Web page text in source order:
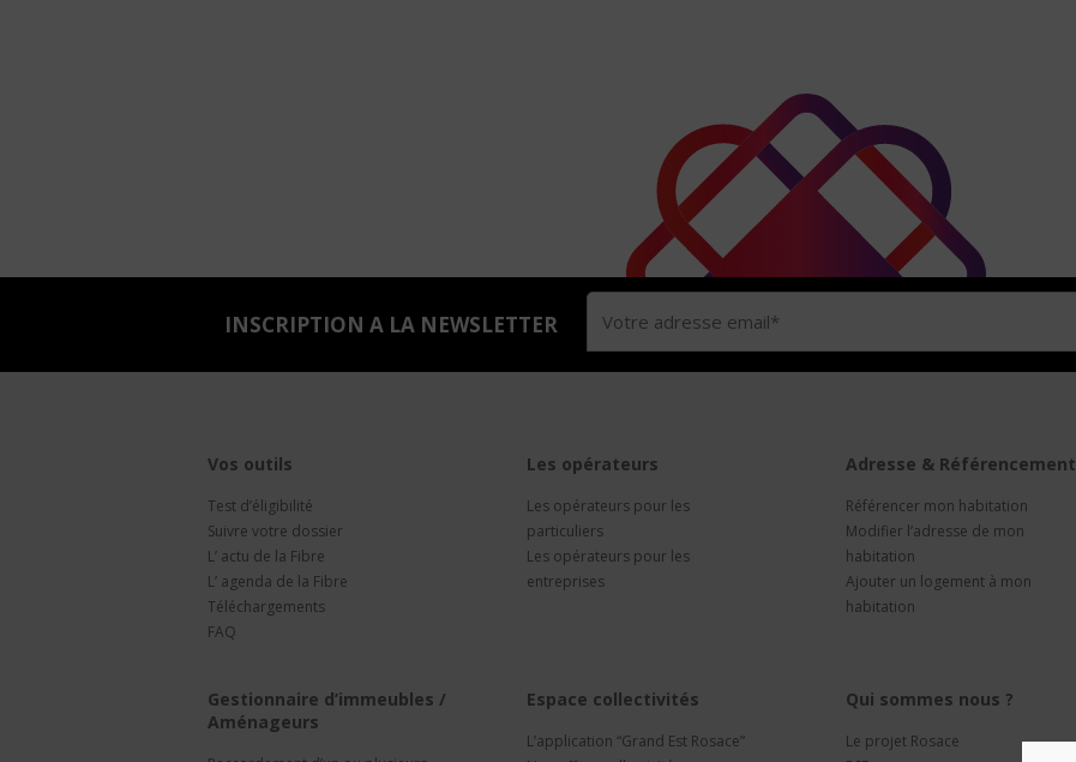
INSCRIPTION A LA NEWSLETTER
Vos outils
Test d’éligibilité
Suivre votre dossier
L’ actu de la Fibre
L’ agenda de la Fibre
Téléchargements
FAQ
Les opérateurs
Les opérateurs pour les
particuliers
Les opérateurs pour les
entreprises
Adresse & Référencement
Référencer mon habitation
Modifier l’adresse de mon
habitation
Ajouter un logement à mon
habitation
Gestionnaire d’immeubles /
Aménageurs
Espace collectivités
L’application “Grand Est Rosace”
Qui sommes nous ?
Le projet Rosace